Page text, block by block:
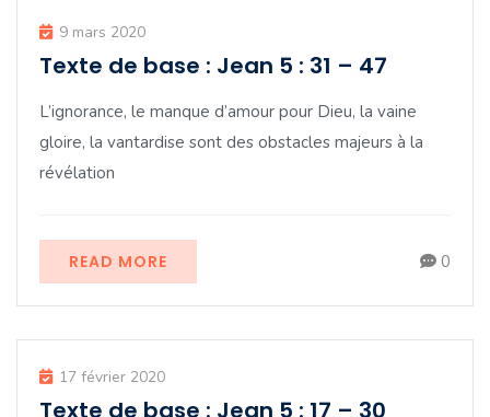
9 mars 2020
Texte de base : Jean 5 : 31 – 47
L’ignorance, le manque d’amour pour Dieu, la vaine
gloire, la vantardise sont des obstacles majeurs à la
révélation
READ MORE 0
17 février 2020
Texte de base : Jean 5 : 17 – 30